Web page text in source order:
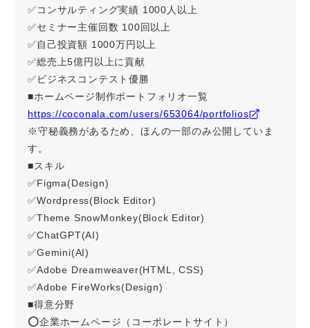
✅コンサルティング実績 1000人以上
✅セミナー主催回数 100回以上
✅自己投資額 1000万円以上
✅総売上5億円以上に貢献
✅ビジネスコンテスト優勝
■ホームページ制作ポートフォリオ一覧
https://coconala.com/users/653064/portfolios
※守秘義務があるため、ほんの一部のみ公開していま
す。
■スキル
✅Figma(Design)
✅Wordpress(Block Editor)
✅Theme SnowMonkey(Block Editor)
✅ChatGPT(AI)
✅Gemini(AI)
✅Adobe Dreamweaver(HTML, CSS)
✅Adobe FireWorks(Design)
■得意分野
⭕企業ホームページ（コーポレートサイト）